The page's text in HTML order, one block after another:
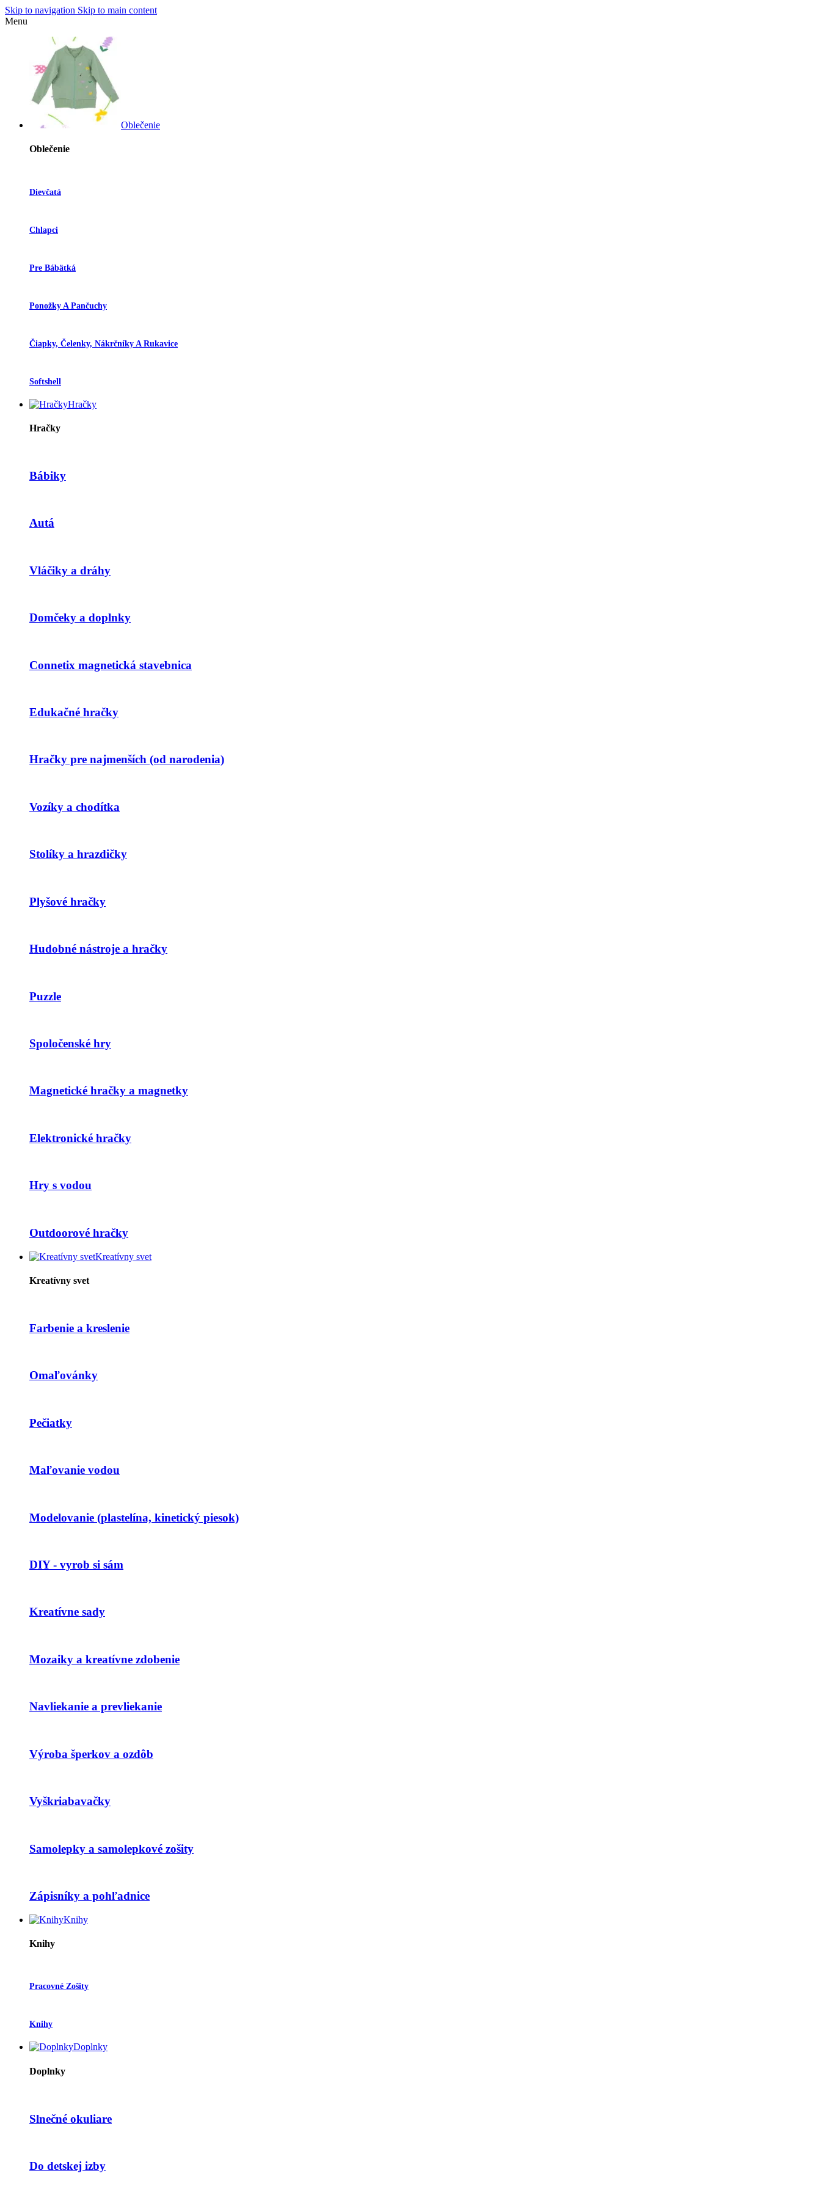
Skip to navigation Skip to main content
Menu
Oblečenie
Oblečenie
Dievčatá
Chlapci
Pre Bábätká
Ponožky A Pančuchy
Čiapky, Čelenky, Nákrčníky A Rukavice
Softshell
Hračky
Hračky
Bábiky
Autá
Vláčiky a dráhy
Domčeky a doplnky
Connetix magnetická stavebnica
Edukačné hračky
Hračky pre najmenších (od narodenia)
Vozíky a chodítka
Stolíky a hrazdičky
Plyšové hračky
Hudobné nástroje a hračky
Puzzle
Spoločenské hry
Magnetické hračky a magnetky
Elektronické hračky
Hry s vodou
Outdoorové hračky
Kreatívny svet
Kreatívny svet
Farbenie a kreslenie
Omaľovánky
Pečiatky
Maľovanie vodou
Modelovanie (plastelína, kinetický piesok)
DIY - vyrob si sám
Kreatívne sady
Mozaiky a kreatívne zdobenie
Navliekanie a prevliekanie
Výroba šperkov a ozdôb
Vyškriabavačky
Samolepky a samolepkové zošity
Zápisníky a pohľadnice
Knihy
Knihy
Pracovné Zošity
Knihy
Doplnky
Doplnky
Slnečné okuliare
Do detskej izby